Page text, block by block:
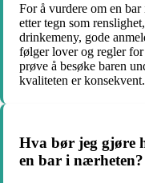
For å vurdere om en
etter tegn som
drinkemeny, gode
følger lover og regler
prøve å besøke baren
kvaliteten er konsekvent.
Hva bør jeg gjøre
en bar i nærheten?